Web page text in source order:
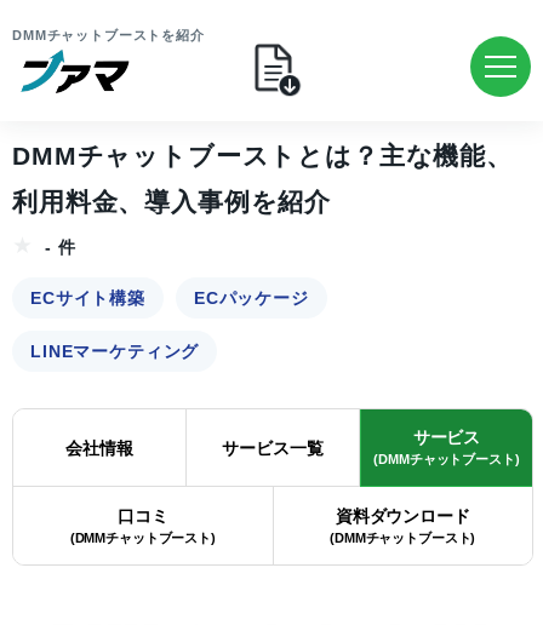
DMMチャットブーストを紹介
DMMチャットブーストとは？主な機能、
利用料金、導入事例を紹介
- 件
ECサイト構築 ECパッケージ
LINEマーケティング
会社情報 サービス一覧
サービス
(DMMチャットブースト)
口コミ
(DMMチャットブースト)
資料ダウンロード
(DMMチャットブースト)